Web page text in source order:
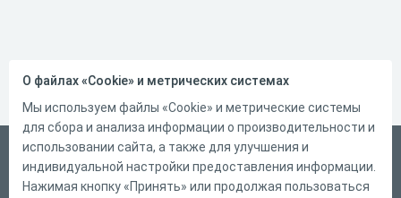
Русский
Справка
О файлах «Cookie» и метрических системах
Мы используем файлы «Cookie» и метрические системы
для сбора и анализа информации о производительности и
использовании сайта, а также для улучшения и
индивидуальной настройки предоставления информации.
Нажимая кнопку «Принять» или продолжая пользоваться